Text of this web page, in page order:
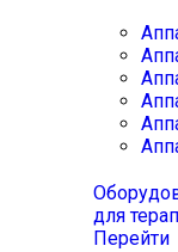
для
Перейти